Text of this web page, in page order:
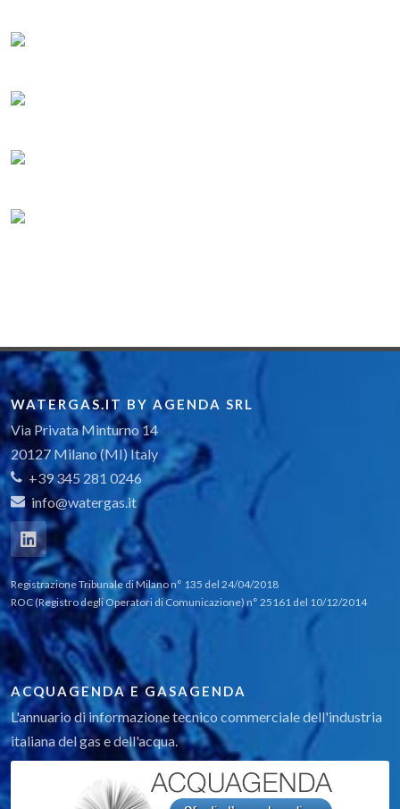
WATERGAS.IT BY AGENDA SRL
Via Privata Minturno 14
20127 Milano (MI) Italy
+39 345 281 0246
info@watergas.it
Registrazione Tribunale di Milano n° 135 del 24/04/2018
ROC (Registro degli Operatori di Comunicazione) n° 25161 del 10/12/2014
ACQUAGENDA E GASAGENDA
L'annuario di informazione tecnico commerciale dell'industria
italiana del gas e dell'acqua.